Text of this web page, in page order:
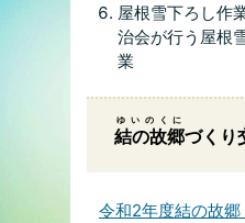
屋根雪下ろし作
治会が行う屋根
業
結の故郷
ゆいのくに
づくり
令和2年度結の故